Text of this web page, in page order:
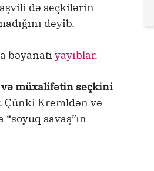
də seçkilərin
deyib.
bəyanatı yayıblar.
müxalifətin seçkini
Çünki Kremldən və
savaş”ın